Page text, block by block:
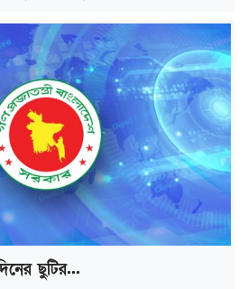
ছুটির...